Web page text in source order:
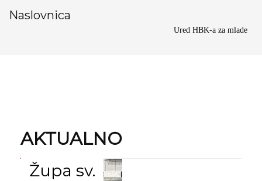
Naslovnica
Ured HBK-a za mlade
AKTUALNO
Župa sv.